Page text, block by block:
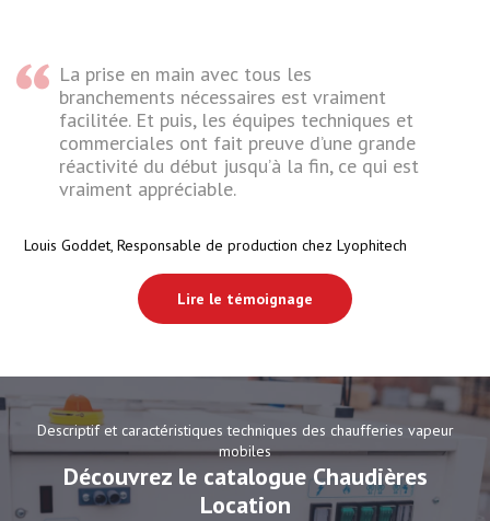
La prise en main avec tous les
branchements nécessaires est vraiment
facilitée. Et puis, les équipes techniques et
commerciales ont fait preuve d’une grande
réactivité du début jusqu’à la fin, ce qui est
vraiment appréciable.
Louis Goddet, Responsable de production chez Lyophitech
Lire le témoignage
Descriptif et caractéristiques techniques des chaufferies vapeur
mobiles
Découvrez le catalogue Chaudières
Location